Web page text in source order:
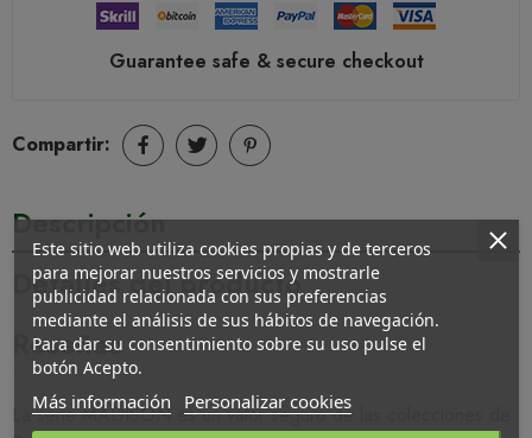
Guarantee safe & secure checkout
Compartir:
Descripción
Detalles del producto
Reseñas
La serie MADISON es un valor seguro de las colecciones de
Este sitio web utiliza cookies propias y de terceros
para mejorar nuestros servicios y mostrarle
publicidad relacionada con sus preferencias
mediante el análisis de sus hábitos de navegación.
Para dar su consentimiento sobre su uso pulse el
botón Acepto.
Más información Personalizar cookies